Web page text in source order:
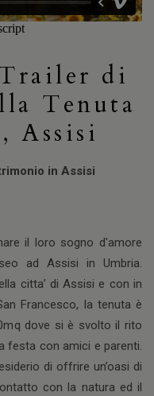
di
Tenuta
Assisi
in Assisi
il loro sogno d'amore
ad Assisi in Umbria.
citta’ di Assisi e con in
Francesco, la tenuta è
dove si è svolto il rito
festa con amici e parenti.
di offrire un’oasi di
con la natura ed il